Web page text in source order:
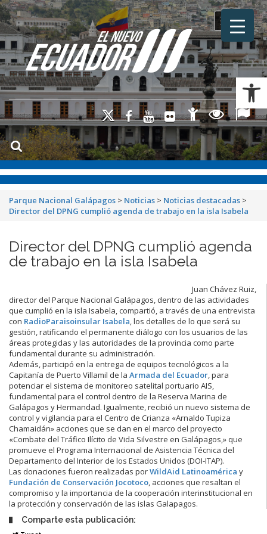
Toggle
Parque Nacional Galápagos > Noticias > Noticias destacadas >
Director del DPNG cumplió agenda de trabajo en la isla Isabela
Director del DPNG cumplió agenda
de trabajo en la isla Isabela
Juan Chávez Ruiz,
director del Parque Nacional Galápagos, dentro de las actividades
que cumplió en la isla Isabela, compartió, a través de una entrevista
con RadioParaisoinsular Isabela , los detalles de lo que será su
gestión, ratificando el permanente diálogo con los usuarios de las
áreas protegidas y las autoridades de la provincia como parte
fundamental durante su administración.
Además, participó en la entrega de equipos tecnológicos a la
Capitanía de Puerto Villamil de la Armada del Ecuador , para
potenciar el sistema de monitoreo satelital portuario AIS,
fundamental para el control dentro de la Reserva Marina de
Galápagos y Hermandad. Igualmente, recibió un nuevo sistema de
control y vigilancia para el Centro de Crianza «Arnaldo Tupiza
Chamaidán» acciones que se dan en el marco del proyecto
«Combate del Tráfico Ilícito de Vida Silvestre en Galápagos,» que
promueve el Programa Internacional de Asistencia Técnica del
Departamento del Interior de los Estados Unidos (DOI-ITAP).
Las donaciones fueron realizadas porWildAid Latinoamérica y
Fundación de Conservación Jocotoco , acciones que resaltan el
compromiso y la importancia de la cooperación interinstitucional en
la protección y conservación de las islas Galapagos.
Comparte esta publicación: